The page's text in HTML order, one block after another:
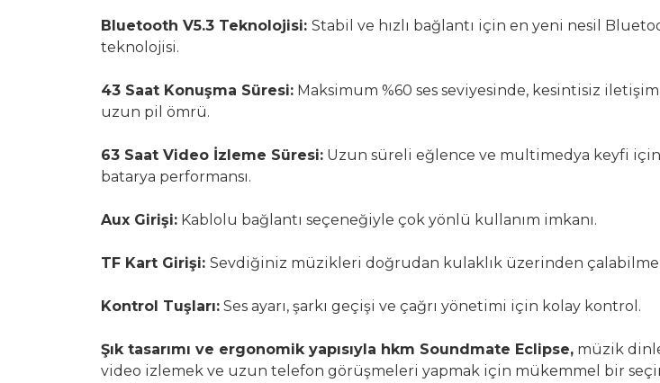
Bluetooth V5.3 Teknolojisi: Stabil ve hızlı bağlantı için en yeni nesil
teknolojisi.
43 Saat Konuşma Süresi: Maksimum %60 ses seviyesinde, kesintisiz
uzun pil ömrü.
63 Saat Video İzleme Süresi: Uzun süreli eğlence ve multimedya keyfi
batarya performansı.
Aux Girişi: Kablolu bağlantı seçeneğiyle çok yönlü kullanım imkanı.
TF Kart Girişi: Sevdiğiniz müzikleri doğrudan kulaklık üzerinden
Kontrol Tuşları: Ses ayarı, şarkı geçişi ve çağrı yönetimi için kolay kontrol.
Şık tasarımı ve ergonomik yapısıyla hkm Soundmate Eclipse, müzik
video izlemek ve uzun telefon görüşmeleri yapmak için mükemmel bir